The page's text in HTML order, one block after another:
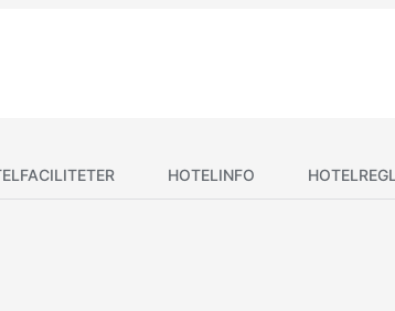
HOTELINFO